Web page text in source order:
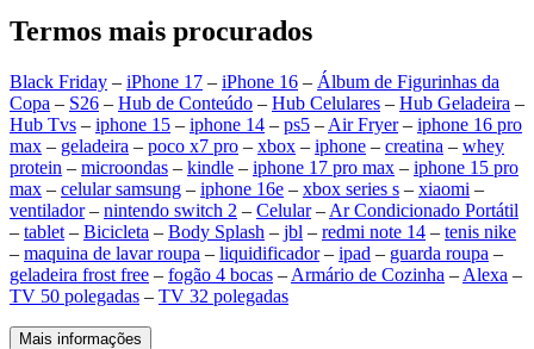
Termos mais procurados
Black Friday – iPhone 17 – iPhone 16 – Álbum de Figurinhas da
Copa – S26 – Hub de Conteúdo – Hub Celulares – Hub Geladeira –
Hub Tvs – iphone 15 – iphone 14 – ps5 – Air Fryer– iphone 16 pro
max – geladeira – poco x7 pro – xbox – iphone – creatina – whey
protein – microondas – kindle – iphone 17 pro max – iphone 15 pro
max – celular samsung – iphone 16e – xbox series s – xiaomi –
ventilador– nintendo switch 2 – Celular– Ar Condicionado Portátil
– tablet – Bicicleta – Body Splash – jbl – redmi note 14 – tenis nike
– maquina de lavar roupa – liquidificador– ipad – guarda roupa –
geladeira frost free – fogão 4 bocas – Armário de Cozinha – Alexa –
TV 50 polegadas – TV 32 polegadas
Mais informações